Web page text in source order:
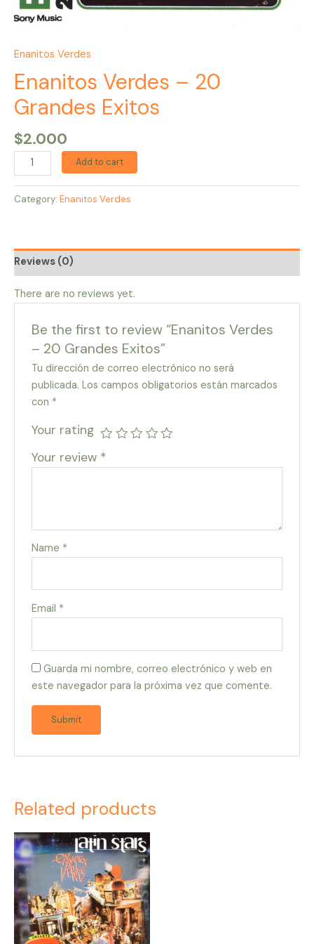
Enanitos Verdes
Enanitos Verdes – 20
Grandes Exitos
$2.000
Add to cart
Category: Enanitos Verdes
Reviews (0)
There are no reviews yet.
Be the first to review “Enanitos Verdes
– 20 Grandes Exitos”
Tu dirección de correo electrónico no será
publicada. Los campos obligatorios están marcados
con *
Your rating
Your review *
Name *
Email *
Guarda mi nombre, correo electrónico y web en
este navegador para la próxima vez que comente.
Related products